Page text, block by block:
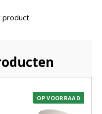
product.
OP VOORRAAD